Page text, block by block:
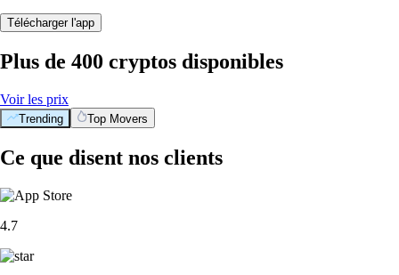
Télécharger l'app
Plus de 400 cryptos disponibles
Voir les prix
Trending Top Movers
Ce que disent nos clients
4.7